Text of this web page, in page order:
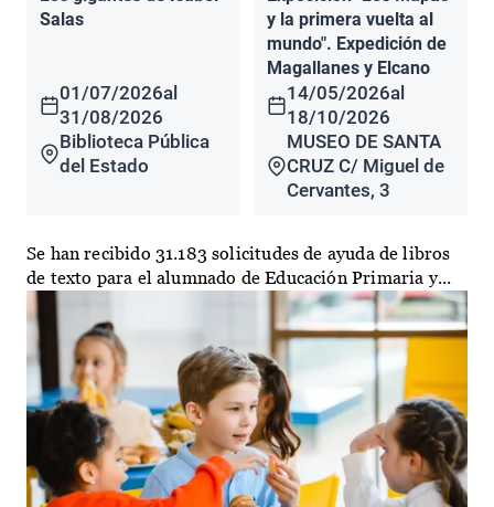
Salas
01/07/2026al
31/08/2026
Biblioteca Pública
del Estado
y la primera vuelta al
mundo". Expedición de
Magallanes y Elcano
14/05/2026al
18/10/2026
MUSEO DE SANTA
CRUZ C/ Miguel de
Cervantes, 3
Se han recibido 31.183 solicitudes de ayuda de libros
de texto para el alumnado de Educación Primaria y...